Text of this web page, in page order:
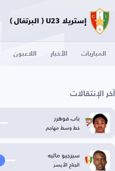
إستريلا U23 ( البرتغال )
المباريات الأخبار اللاعبون
آخر الإنتقالات
باب فوهرر
خط وسط مهاجم
سيرجيو ماليه
الجناح الأيسر